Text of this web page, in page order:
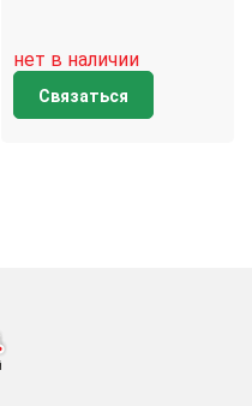
нет в наличии
Связаться